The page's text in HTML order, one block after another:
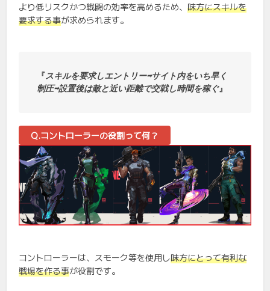
より低リスクかつ戦闘の効率を高めるため、味方にスキルを
要求する事が求められます。
『スキルを要求しエントリー➡サイト内をいち早く
制圧➡設置後は敵と近い距離で交戦し時間を稼ぐ』
Q.コントローラーの役割って何？
コントローラーは、スモーク等を使用し味方にとって有利な
戦場を作る事が役割です。